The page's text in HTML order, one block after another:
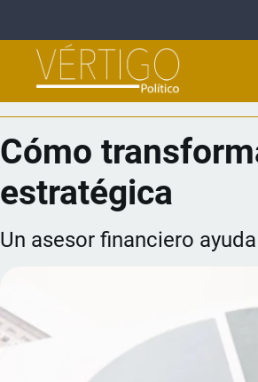
Cómo
estratégica
Un asesor financiero